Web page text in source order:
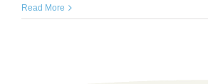
Read More